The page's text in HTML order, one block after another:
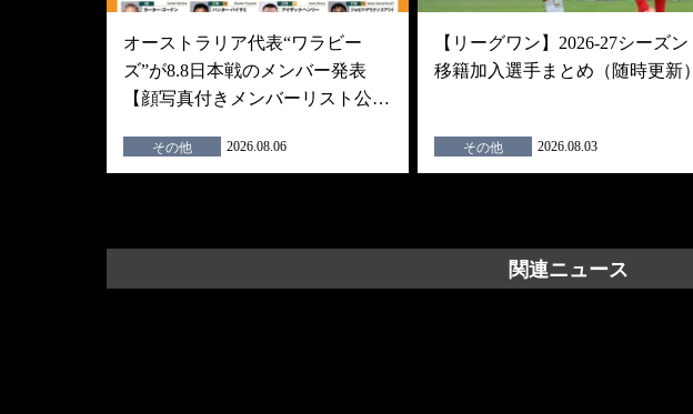
オーストラリア代表“ワラビー
ズ”が8.8日本戦のメンバー発表
【顔写真付きメンバーリスト公…
その他 2026.08.06
【リーグワン】2026-27シーズン
移籍加入選手まとめ（随時更新）
その他 2026.08.03
関連ニュース